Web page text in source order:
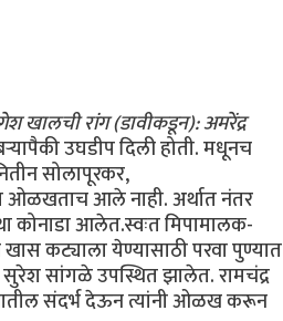
खालची रांग (डावीकडून): अमरेंद्र
उघडीप दिली होती. मधूनच
सोलापूरकर,
ओळखताच आले नाही. अर्थात नंतर
कोनाडा आलेत.स्वःत मिपामालक-
कट्याला येण्यासाठी परवा पुण्यात
सांगळे उपस्थित झालेत. रामचंद्र
संदर्भ देऊन त्यांनी ओळख करून